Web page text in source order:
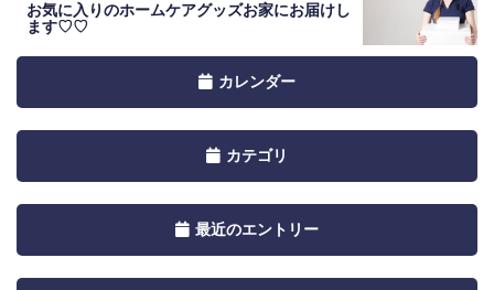
お気に入りのホームケアグッズお家にお届けし
ます♡♡
Toggle
navigation
カレンダー
Toggle
navigation
カテゴリ
Toggle
navigation
最近のエントリー